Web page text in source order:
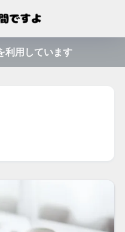
利用しています